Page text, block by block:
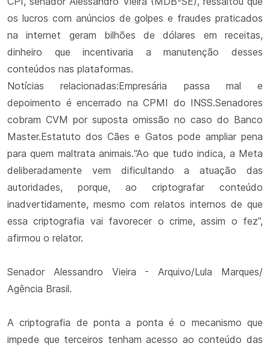
os lucros com anúncios de golpes e fraudes praticados
na internet geram bilhões de dólares em receitas,
dinheiro que incentivaria a manutenção desses
conteúdos nas plataformas.
Notícias relacionadas:Empresária passa mal e
depoimento é encerrado na CPMI do INSS.Senadores
cobram CVM por suposta omissão no caso do Banco
Master.Estatuto dos Cães e Gatos pode ampliar pena
para quem maltrata animais.“Ao que tudo indica, a Meta
deliberadamente vem dificultando a atuação das
autoridades, porque, ao criptografar conteúdo
inadvertidamente, mesmo com relatos internos de que
essa criptografia vai favorecer o crime, assim o fez”,
afirmou o relator.
Senador Alessandro Vieira - Arquivo/Lula Marques/
Agência Brasil.
A criptografia de ponta a ponta é o mecanismo que
impede que terceiros tenham acesso ao conteúdo das